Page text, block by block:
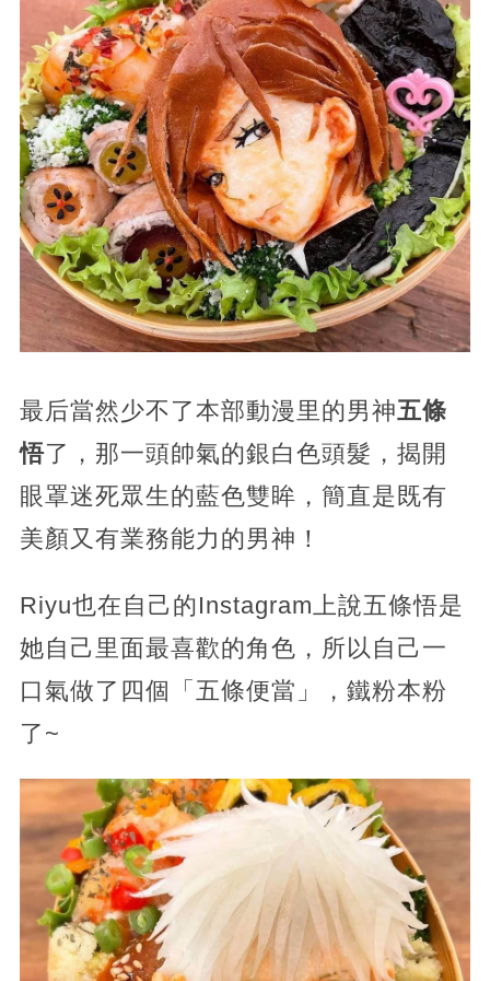
最后當然少不了本部動漫里的男神五條
悟了，那一頭帥氣的銀白色頭髮，揭開
眼罩迷死眾生的藍色雙眸，簡直是既有
美顏又有業務能力的男神！
Riyu也在自己的Instagram上說五條悟是
她自己里面最喜歡的角色，所以自己一
口氣做了四個「五條便當」，鐵粉本粉
了~